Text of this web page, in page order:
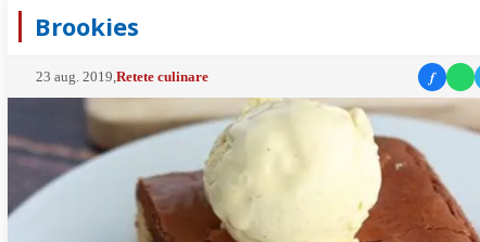
Brookies
23 aug. 2019 ,Retete culinare f